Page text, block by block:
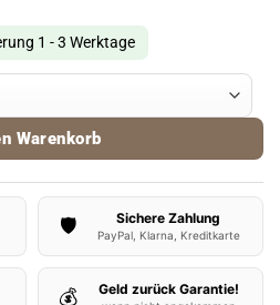
1 - 3 Werktage
10ml Menge
Warenkorb
🛡️ Sichere Zahlung
PayPal, Klarna, Kreditkarte
💰 Geld zurück Garantie!